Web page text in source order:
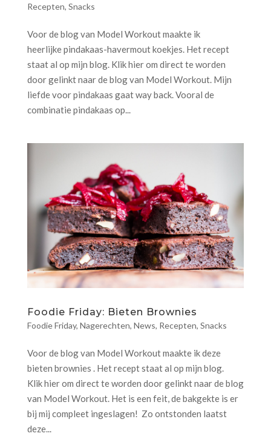
Recepten, Snacks
Voor de blog van Model Workout maakte ik
heerlijke pindakaas-havermout koekjes. Het recept
staat al op mijn blog. Klik hier om direct te worden
door gelinkt naar de blog van Model Workout. Mijn
liefde voor pindakaas gaat way back. Vooral de
combinatie pindakaas op...
Foodie Friday: Bieten Brownies
Foodie Friday, Nagerechten, News, Recepten, Snacks
Voor de blog van Model Workout maakte ik deze
bieten brownies . Het recept staat al op mijn blog.
Klik hier om direct te worden door gelinkt naar de blog
van Model Workout. Het is een feit, de bakgekte is er
bij mij compleet ingeslagen! Zo ontstonden laatst
deze...